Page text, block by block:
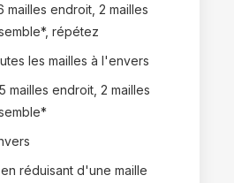
mailles endroit, 2 mailles
répétez
les mailles à l'envers
mailles endroit, 2 mailles
réduisant d'une maille